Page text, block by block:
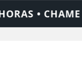
SOLUÇÕES